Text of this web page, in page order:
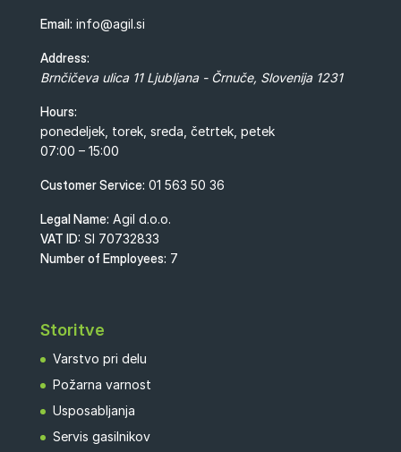
Email: info@agil.si
Address:
Brnčičeva ulica 11 Ljubljana - Črnuče, Slovenija 1231
Hours:
ponedeljek, torek, sreda, četrtek, petek
07:00 – 15:00
Customer Service: 01 563 50 36
Legal Name: Agil d.o.o.
VAT ID: SI 70732833
Number of Employees: 7
Storitve
Varstvo pri delu
Požarna varnost
Usposabljanja
Servis gasilnikov